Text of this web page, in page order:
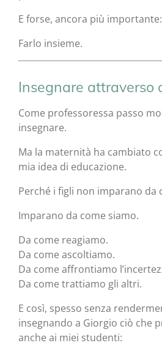
E forse, ancora più importante:
Farlo insieme.
Insegnare attraverso
Come professoressa passo
insegnare.
Ma la maternità ha cambiato
mia idea di educazione.
Perché i figli non imparano da
Imparano da come siamo.
Da come reagiamo.
Da come ascoltiamo.
Da come affrontiamo
Da come trattiamo gli altri.
E così, spesso senza
insegnando a Giorgio ciò che
anche ai miei studenti: